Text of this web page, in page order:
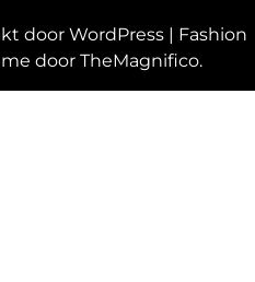
door WordPress | Fashion
door TheMagnifico.